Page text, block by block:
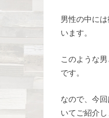
男性の中に
います。
このような
です。
なので、今回
いてご紹介し